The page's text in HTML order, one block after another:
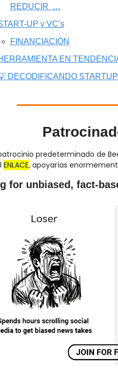
REDUCIR  …
UP y VC’s
FINANCIACIÓN
EN
DECODIFICANDO
predeterminado de
ENLACE, apoyarías
for unbiased, fact-